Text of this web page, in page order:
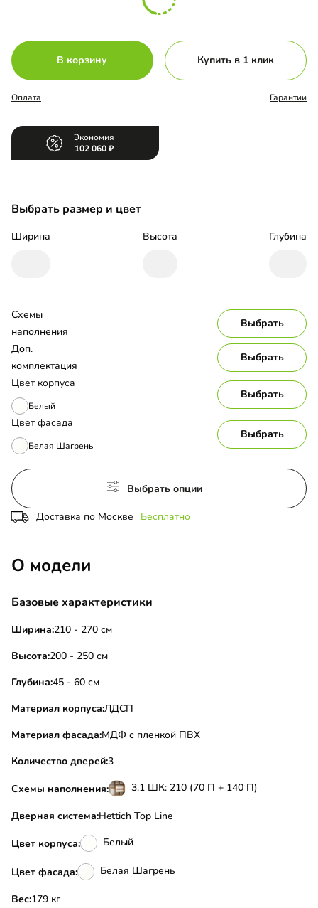
В корзину Купить в 1 клик
Оплата Гарантии
Экономия
102 060
Выбрать размер и цвет
Ширина Высота Глубина
Цвет корпуса
Белый
Выбрать
Цвет фасада
Белая Шагрень
Выбрать
Схемы
наполнения
Выбрать
Доп.
комплектация
Выбрать
Выбрать опции
Доставка по Москве Бесплатно
О модели
Базовые характеристики
Ширина:210 - 270 см
Высота:200 - 250 см
Глубина:45 - 60 см
Материал корпуса:ЛДСП
Материал фасада:МДФ с пленкой ПВХ
Количество дверей:3
Схемы наполнения: 3.1 ШК: 210 (70 П + 140 П)
Дверная система:Hettich Top Line
Цвет корпуса: Белый
Цвет фасада: Белая Шагрень
Вес:
179 кг